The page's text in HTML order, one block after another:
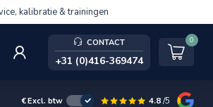
kalibratie & trainingen
CONTACT
+31 (0)416-369474
0
€Excl. btw 4.8/5